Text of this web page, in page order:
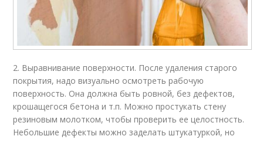
2. Выравнивание поверхности. После удаления старого
покрытия, надо визуально осмотреть рабочую
поверхность. Она должна быть ровной, без дефектов,
крошащегося бетона и т.п. Можно простукать стену
резиновым молотком, чтобы проверить ее целостность.
Небольшие дефекты можно заделать штукатуркой, но